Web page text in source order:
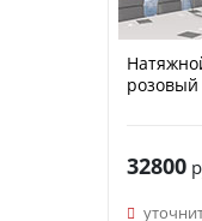
розовый
32800